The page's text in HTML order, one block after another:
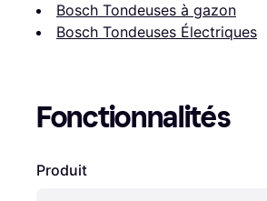
Bosch Tondeuses à gazon
Bosch Tondeuses Électriques
Fonctionnalités
Produit